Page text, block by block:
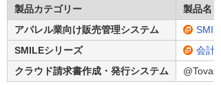
製品カテゴリー
製品名・
アパレル業向け販売管理システム
SMILEシリーズ
会計
クラウド請求書作成・発行システム
@Tovas